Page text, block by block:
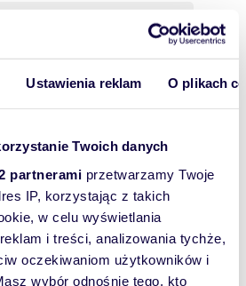
Ustawienia reklam O plikach
Twoich danych
partnerami przetwarzamy Twoje
IP, korzystając z takich
w celu wyświetlania
i treści, analizowania tychże,
oczekiwaniom użytkowników i
wybór odnośnie tego, kto
1 060 900 zł
38,62 m 770 359 zł
26,73 m 530 784 zł
3 71,47 m 2 REZERWACJA